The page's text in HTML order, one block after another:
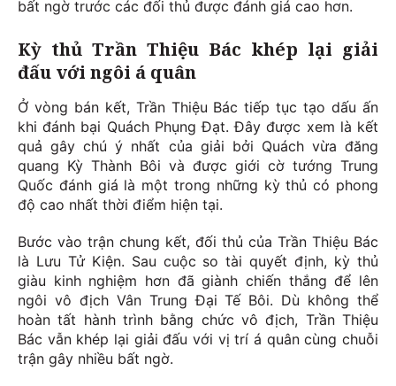
bất ngờ trước các đối thủ được đánh giá cao hơn.
Kỳ thủ Trần Thiệu Bác khép lại giải
đấu với ngôi á quân
Ở vòng bán kết, Trần Thiệu Bác tiếp tục tạo dấu ấn
khi đánh bại Quách Phụng Đạt. Đây được xem là kết
quả gây chú ý nhất của giải bởi Quách vừa đăng
quang Kỳ Thành Bôi và được giới cờ tướng Trung
Quốc đánh giá là một trong những kỳ thủ có phong
độ cao nhất thời điểm hiện tại.
Bước vào trận chung kết, đối thủ của Trần Thiệu Bác
là Lưu Tử Kiện. Sau cuộc so tài quyết định, kỳ thủ
giàu kinh nghiệm hơn đã giành chiến thắng để lên
ngôi vô địch Vân Trung Đại Tế Bôi. Dù không thể
hoàn tất hành trình bằng chức vô địch, Trần Thiệu
Bác vẫn khép lại giải đấu với vị trí á quân cùng chuỗi
trận gây nhiều bất ngờ.